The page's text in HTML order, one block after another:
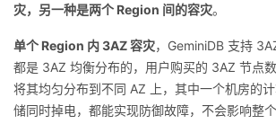
灾，另一种是两个 Region 间的容灾。
单个 Region 内 3AZ 容灾，GeminiDB 支持
都是 3AZ 均衡分布的，用户购买的 3AZ 节点
将其均匀分布到不同 AZ 上，其中一个机房的
储同时掉电，都能实现防御故障，不会影响整